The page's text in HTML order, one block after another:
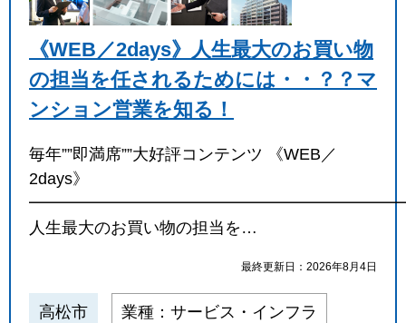
《WEB／2days》人生最大のお買い物
の担当を任されるためには・・？？マ
ンション営業を知る！
毎年””即満席””大好評コンテンツ 《WEB／
2days》
人生最大のお買い物の担当を…
最終更新日：2026年8月4日
高松市 業種：サービス・インフラ